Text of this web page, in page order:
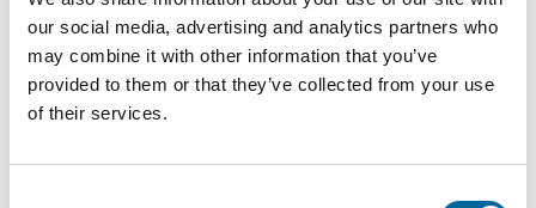
our social media, advertising and analytics partners who
may combine it with other information that you’ve
provided to them or that they’ve collected from your use
of their services.